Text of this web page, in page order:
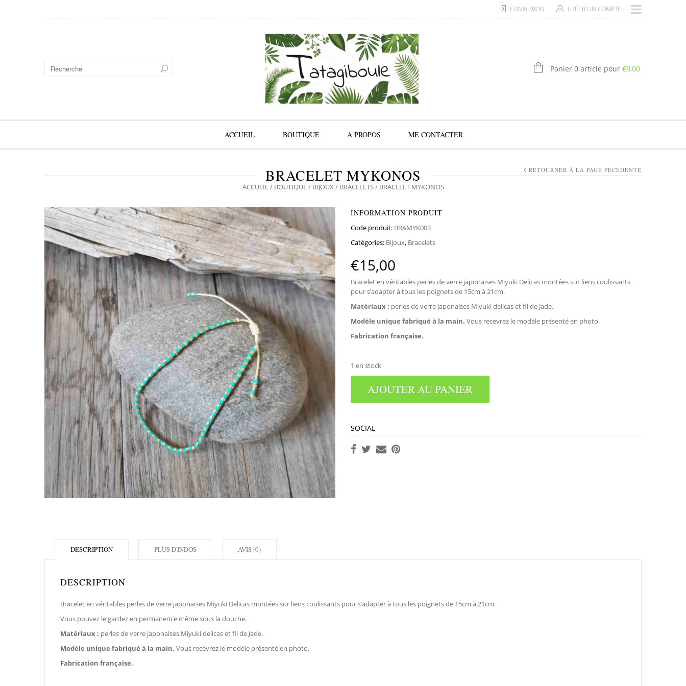
CONNEXION CRÉER UN COMPTE
Panier 0 article pour €0,00
ACCUEIL BOUTIQUE A PROPOS ME CONTACTER
BRACELET MYKONOS
ACCUEIL/ BOUTIQUE/ BIJOUX / BRACELETS/ BRACELET MYKONOS
RETOURNER À LA PAGE PÉCÉDENTE
INFORMATION PRODUIT
Code produit: BRAMYK003
Catégories: Bijoux, Bracelets
€15,00
Bracelet en véritables perles de verre japonaises Miyuki Delicas montées sur liens coulissants
pour s’adapter à tous les poignets de 15cm à 21cm.
Matériaux : perles de verre japonaises Miyuki delicas et fil de Jade.
Modèle unique fabriqué à la main. Vous recevrez le modèle présenté en photo.
Fabrication française.
1 en stock
AJOUTER AU PANIER
SOCIAL
DESCRIPTION
DESCRIPTION
Bracelet en véritables perles de verre japonaises Miyuki Delicas montées sur liens coulissants pour s’adapter à tous les poignets de 15cm à 21cm.
Vous pouvez le gardez en permanence même sous la douche.
Matériaux : perles de verre japonaises Miyuki delicas et fil de Jade.
Modèle unique fabriqué à la main. Vous recevrez le modèle présenté en photo.
Fabrication française.
PLUS D'INDOS AVIS (0)